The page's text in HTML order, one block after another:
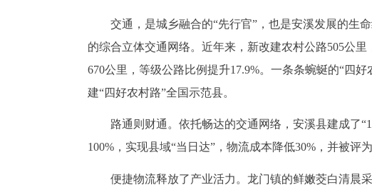
交通，是城乡融合的“先行官”，也是安溪发展的生
的综合立体交通网络。近年来，新改建农村公路505公
670公里，等级公路比例提升17.9%。一条条蜿蜒的“四
建“四好农村路”全国示范县。
路通则财通。依托畅达的交通网络，安溪县建成了
100%，实现县域“当日达”，物流成本降低30%，并被评
便捷物流释放了产业活力。龙门镇的鲜嫩茭白清晨